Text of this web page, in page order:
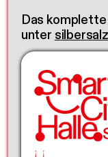
Das
unter